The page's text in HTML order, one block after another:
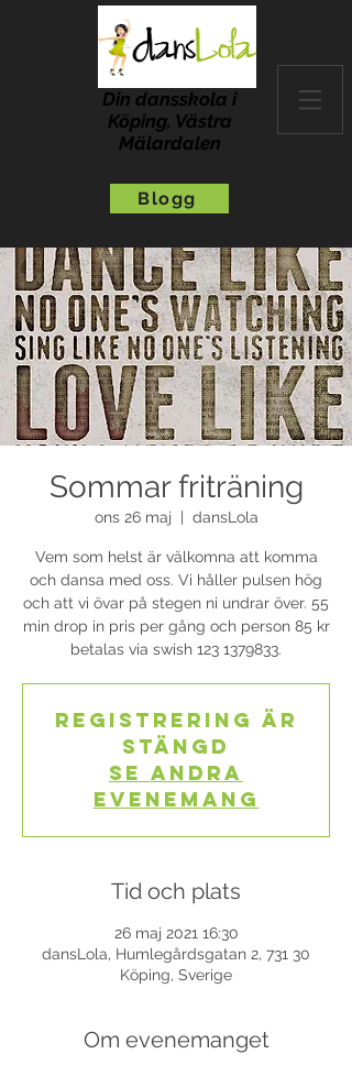
Din dansskola i
Köping, Västra
Mälardalen
Blogg
Sommar friträning
ons 26 maj dansLola
Vem som helst är välkomna att komma
och dansa med oss. Vi håller pulsen hög
och att vi övar på stegen ni undrar över. 55
min drop in pris per gång och person 85 kr
betalas via swish 123 1379833.
Registrering är
stängd
Se andra
evenemang
Tid och plats
26 maj 2021 16:30
dansLola, Humlegårdsgatan 2, 731 30
Köping, Sverige
Om evenemanget